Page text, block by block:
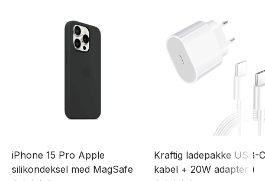
iPhone 15 Pro Apple
silikondeksel med MagSafe
Kraftig ladepakke USB-
kabel + 20W adapter )